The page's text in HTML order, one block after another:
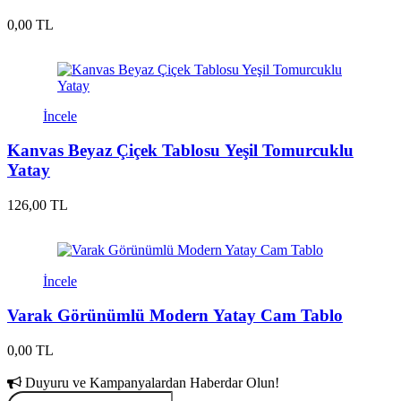
0,00 TL
İncele
Kanvas Beyaz Çiçek Tablosu Yeşil Tomurcuklu
Yatay
126,00 TL
İncele
Varak Görünümlü Modern Yatay Cam Tablo
0,00 TL
Duyuru ve Kampanyalardan Haberdar Olun!